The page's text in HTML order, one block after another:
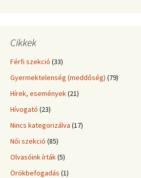
Cikkek
Férfi szekció (33)
Gyermektelenség (meddőség) (79)
Hírek, események(21)
Hívogató (23)
Nincs kategorizálva (17)
Női szekció (85)
Olvasóink írták(5)
Örökbefogadás (1)